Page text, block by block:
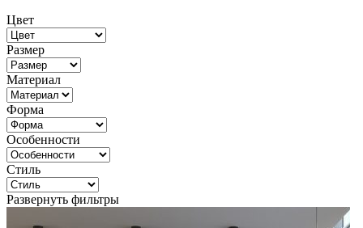
Цвет
Размер
Материал
Форма
Особенности
Стиль
Развернуть фильтры